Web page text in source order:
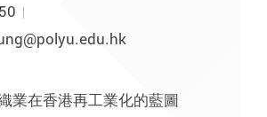
業在香港再工業化的藍圖